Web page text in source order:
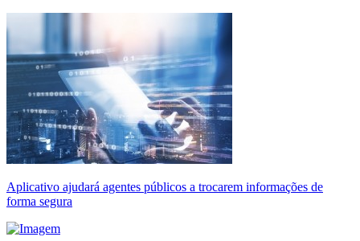
Aplicativo ajudará agentes públicos a trocarem informações de
forma segura